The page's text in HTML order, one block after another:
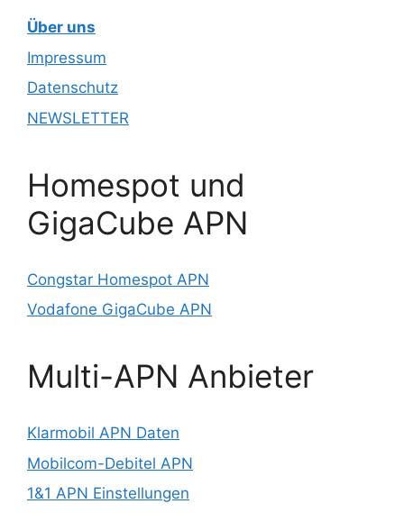
Über uns
Impressum
Datenschutz
NEWSLETTER
Homespot und
GigaCube APN
Congstar Homespot APN
Vodafone GigaCube APN
Multi-APN Anbieter
Klarmobil APN Daten
Mobilcom-Debitel APN
1&1 APN Einstellungen